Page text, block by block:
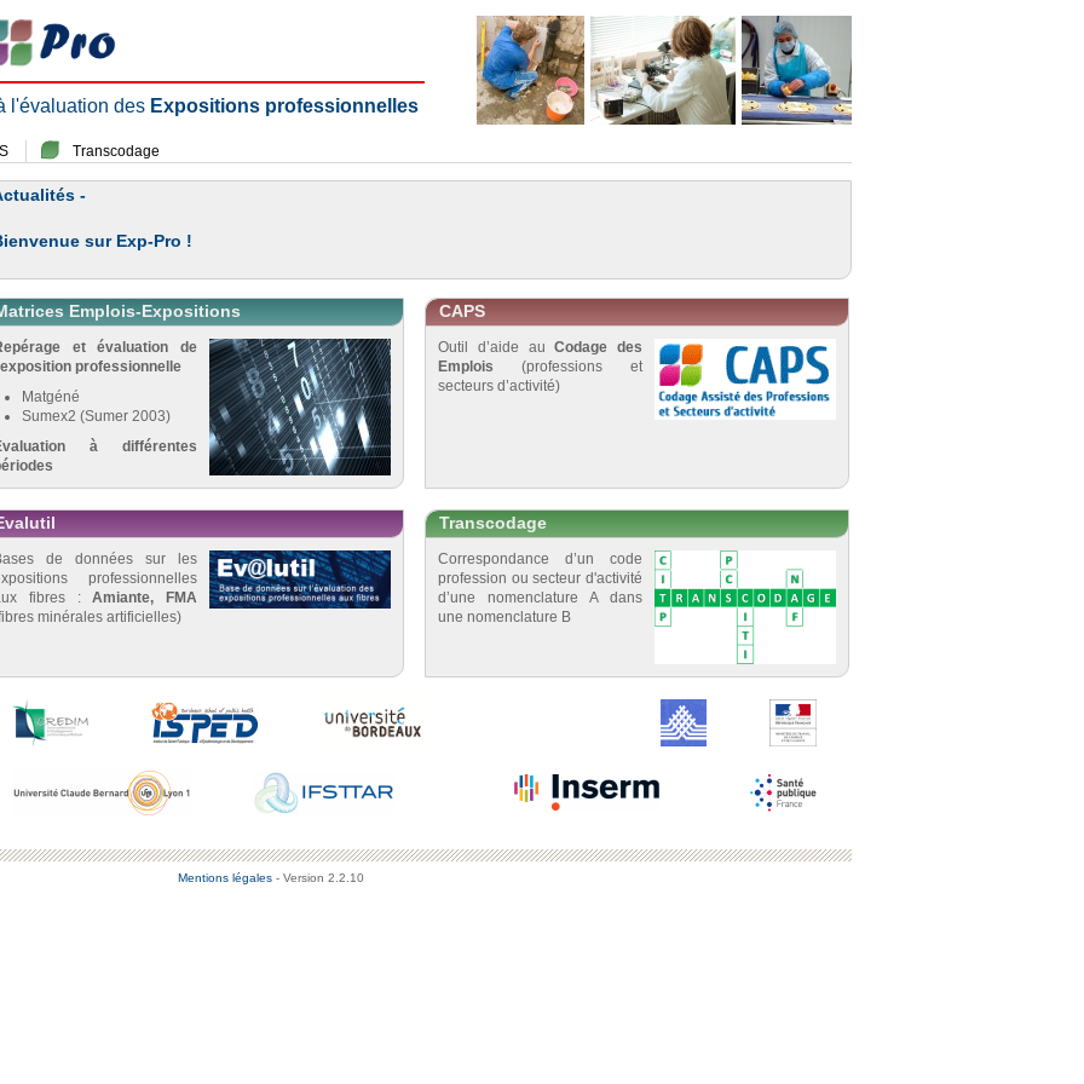
l'évaluation des Expositions professionnelles
Transcodage
-
sur Exp-Pro !
Emplois-Expositions
et évaluation de
professionnelle
Matgéné
Sumex2 (Sumer 2003)
à différentes
CAPS
Outil d’aide auCodage des
Emplois (professions et
secteurs d’activité)
de données sur les
professionnelles
fibres :Amiante, FMA
minérales artificielles)
Transcodage
Correspondance d’un code
profession ou secteur d'activité
d’une nomenclature A dans
une nomenclature B
Mentions légales - Version 2.2.10